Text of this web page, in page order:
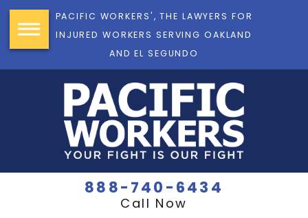
PACIFIC WORKERS', THE LAWYERS FOR
INJURED WORKERS SERVING OAKLAND
AND EL SEGUNDO
888-740-6434
Call Now